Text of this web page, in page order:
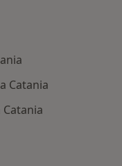
Catania